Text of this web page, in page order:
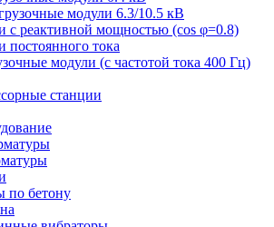
модули 6.3/10.5 кВ
с реактивной мощностью (cos φ=0.8)
постоянного тока
модули (с частотой тока 400 Гц)
станции
по бетону